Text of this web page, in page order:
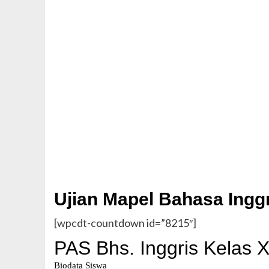
Ujian Mapel Bahasa
[wpcdt-countdown id=”8215″]